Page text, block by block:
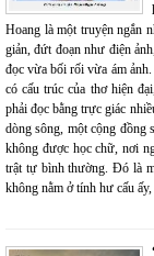
Hoang là một truyện ngắn
giản, đứt đoạn như điện
đọc vừa bối rối vừa ám
có cấu trúc của thơ hiện
phải đọc bằng trực giác
dòng sông, một cộng đồng
không được học chữ, nơi
trật tự bình thường. Đó là
không nằm ở tính hư cấu